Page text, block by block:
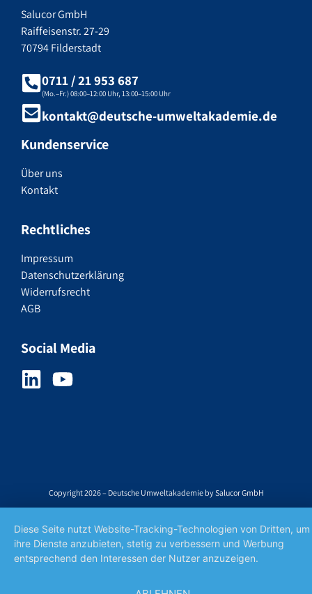
Salucor GmbH
Raiffeisenstr. 27-29
70794 Filderstadt
0711 / 21 953 687
(Mo.–Fr.) 08:00–12:00 Uhr, 13:00–15:00 Uhr
kontakt@deutsche-umweltakademie.de
Kundenservice
Über uns
Kontakt
Rechtliches
Impressum
Datenschutzerklärung
Widerrufsrecht
AGB
Social Media
Copyright 2026 – Deutsche Umweltakademie by Salucor GmbH
Diese Seite nutzt Website-Tracking-Technologien von Dritten, um
ihre Dienste anzubieten, stetig zu verbessern und Werbung
entsprechend den Interessen der Nutzer anzuzeigen.